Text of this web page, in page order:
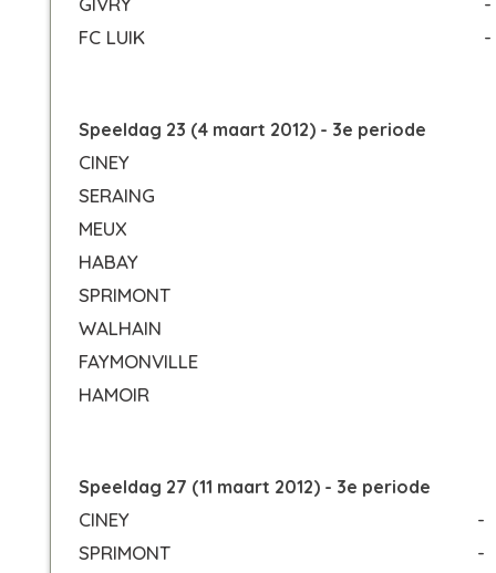
FC LUIK
-
Speeldag 23 (4 maart 2012) - 3e periode
CINEY
SERAING
MEUX
HABAY
SPRIMONT
WALHAIN
FAYMONVILLE
HAMOIR
Speeldag 27 (11 maart 2012) - 3e periode
CINEY
-
SPRIMONT
-